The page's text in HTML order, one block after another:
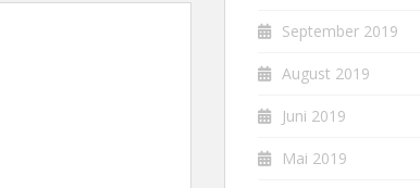
September 2019
August 2019
Juni 2019
Mai 2019